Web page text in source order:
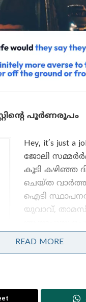
പൂർണരൂപം
Hey, it’s just a
ജോലി
കൂടി കഴിഞ്ഞ
ചെയ്ത
ഐടി
യുവാവ്,
ജോലി
കുറിച്ച്
READ MORE